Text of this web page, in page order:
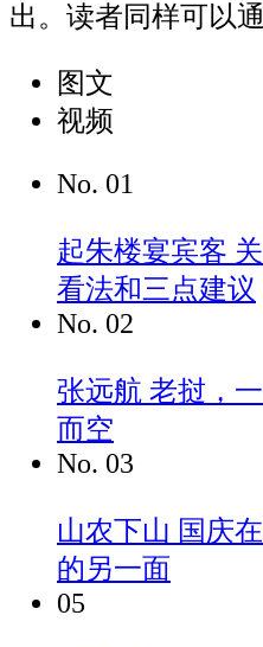
出。读者同样可以
图文
视频
No. 01
起朱楼宴宾客
看法和三点建议
No. 02
张远航 老挝，
而空
No. 03
山农下山 国庆
的另一面
05